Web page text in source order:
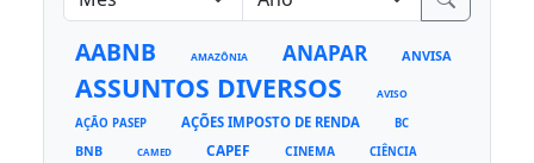
AABNB AMAZÔNIA ANAPAR ANVISA
ASSUNTOS DIVERSOS AVISO
AÇÃO PASEP AÇÕES IMPOSTO DE RENDA BC
BNB CAMED CAPEF CINEMA CIÊNCIA